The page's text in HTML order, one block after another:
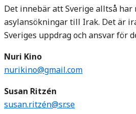
Det innebär att Sverige alltså
asylansökningar till Irak. Det är
Sveriges uppdrag och ansvar för
Nuri Kino
nurikino@gmail.com
Susan Ritzén
susan.ritzén@sr.se